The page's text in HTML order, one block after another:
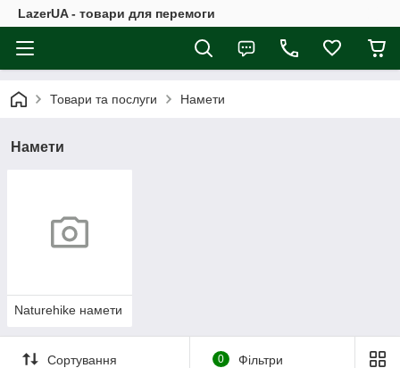
LazerUA - товари для перемоги
Товари та послуги Намети
Намети
Naturehike намети
Сортування 0 Фільтри